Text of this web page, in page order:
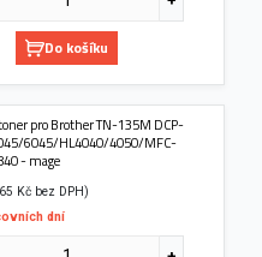
Do košíku
pro Brother TN-135M DCP-
6045/HL4040/4050/MFC-
- mage
Kč bez DPH)
dní